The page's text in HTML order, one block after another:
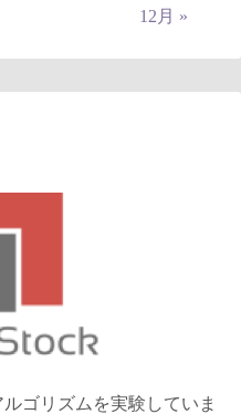
12月 »
ゴリズムを実験していま